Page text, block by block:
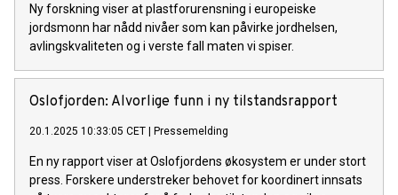
Ny forskning viser at plastforurensning i europeiske
jordsmonn har nådd nivåer som kan påvirke jordhelsen,
avlingskvaliteten og i verste fall maten vi spiser.
Oslofjorden: Alvorlige funn i ny tilstandsrapport
20.1.2025 10:33:05 CET | Pressemelding
En ny rapport viser at Oslofjordens økosystem er under stort
press. Forskere understreker behovet for koordinert innsats